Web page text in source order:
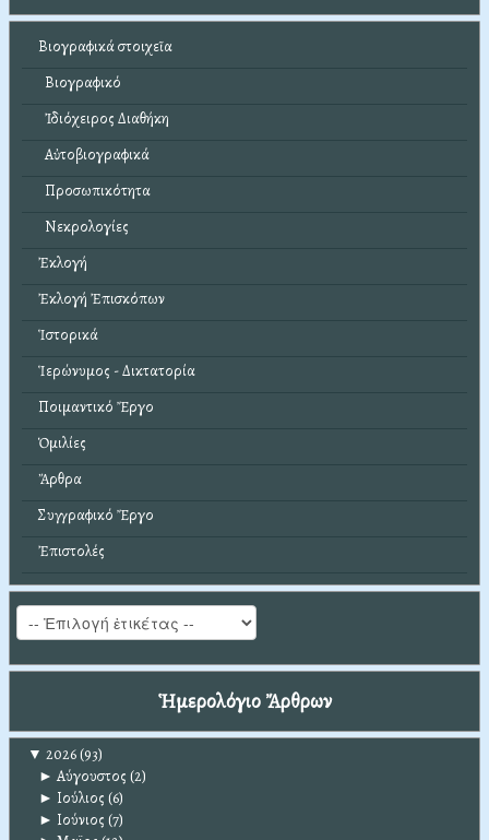
Βιογραφικά στοιχεῖα
Βιογραφικό
Ἰδιόχειρος Διαθήκη
Αὐτοβιογραφικά
Προσωπικότητα
Νεκρολογίες
Ἐκλογή
Ἐκλογή Ἐπισκόπων
Ἱστορικά
Ἱερώνυμος - Δικτατορία
Ποιμαντικό Ἔργο
Ὁμιλίες
Ἄρθρα
Συγγραφικό Ἔργο
Ἐπιστολές
Ἡμερολόγιο Ἄρθρων
▼ 2026(93)
► Αύγουστος (2)
► Ιούλιος (6)
► Ιούνιος (7)